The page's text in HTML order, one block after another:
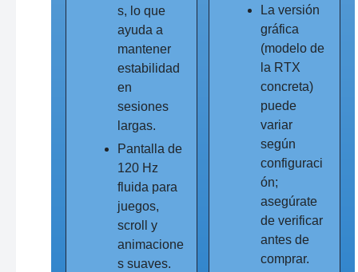
s, lo que
ayuda a
mantener
estabilidad
en
sesiones
largas.
Pantalla de
120 Hz
fluida para
juegos,
scroll y
animacione
s suaves.
La versión
gráfica
(modelo de
la RTX
concreta)
puede
variar
según
configuraci
ón;
asegúrate
de verificar
antes de
comprar.